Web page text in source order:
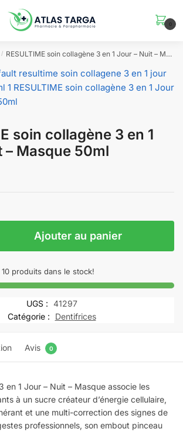
0
/ RESULTIME soin collagène 3 en 1 Jour – Nuit – Masque 50ml
soin collagène 3 en 1
– Masque 50ml
Ajouter au panier
produits dans le stock!
UGS : 41297
Catégorie :
Dentifrices
Avis 0
en 1 Jour – Nuit – Masque associe les
à un sucre créateur d’énergie cellulaire,
et une multi-correction des signes de
professionnels, son embout pinceau